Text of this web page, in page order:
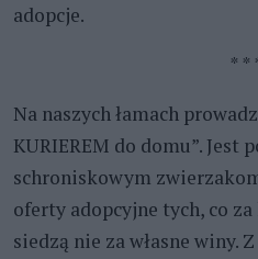
adopcje.
* *
Na naszych łamach
KURIEREM do domu”. Jest
schroniskowym
oferty adopcyjne tych, co
siedzą nie za własne winy.